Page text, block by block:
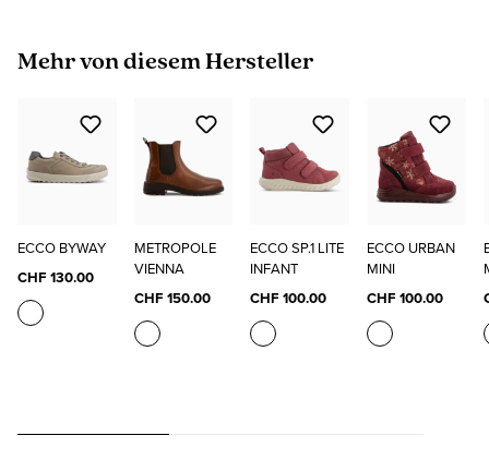
Produktgalerie überspringen
Mehr von diesem Hersteller
ECCO BYWAY
CHF 130.00
METROPOLE
VIENNA
CHF 150.00
ECCO SP.1 LITE
INFANT
CHF 100.00
ECCO URBAN
MINI
CHF 100.00